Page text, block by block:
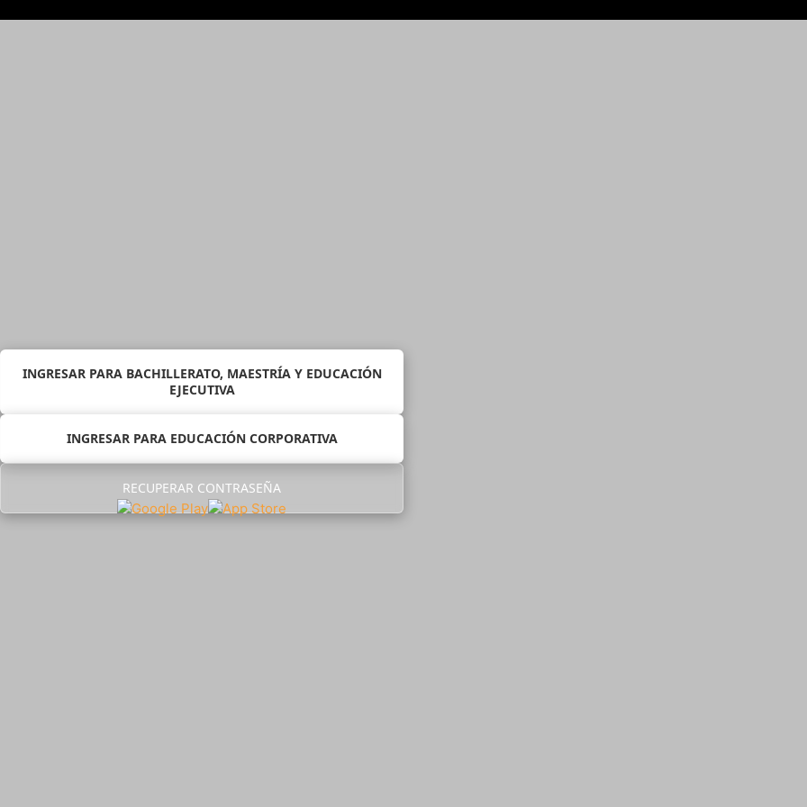
INGRESAR PARA BACHILLERATO, MAESTRÍA Y EDUCACIÓN
EJECUTIVA
INGRESAR PARA EDUCACIÓN CORPORATIVA
RECUPERAR CONTRASEÑA